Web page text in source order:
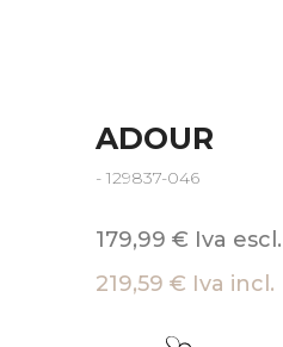
ADOUR
- 129837-046
179,99 € Iva escl.
219,59 € Iva incl.